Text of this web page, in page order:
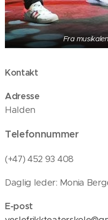
Fra
Kontakt
Adresse
Halden
Telefonnummer
(+47) 452 93 408
Daglig leder: Monia
E-post